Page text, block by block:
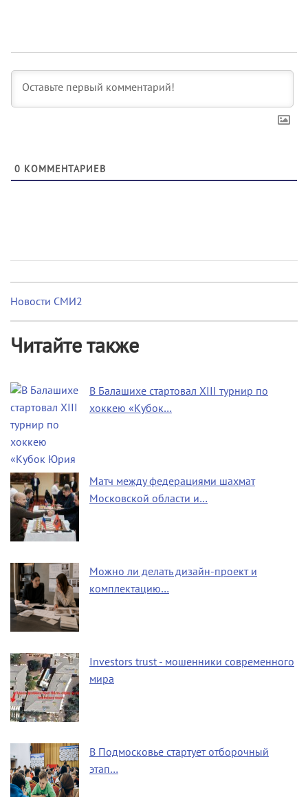
0 КОММЕНТАРИЕВ
Новости СМИ2
Читайте также
В Балашихе стартовал XIII турнир по
хоккею «Кубок…
Матч между федерациями шахмат
Московской области и…
Можно ли делать дизайн-проект и
комплектацию…
Investors trust - мошенники современного
мира
В Подмосковье стартует отборочный
этап…